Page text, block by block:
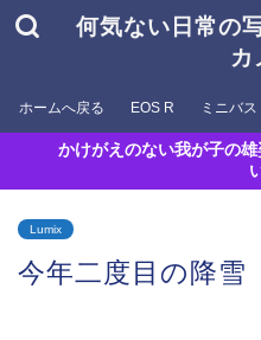
何気ない日常の
カ
ホームへ戻る EOS R ミニバス
かけがえのない我が子の
Lumix
今年二度目の降雪